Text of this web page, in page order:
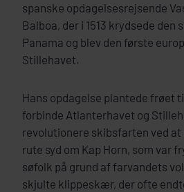
spanske opdagelsesrejsende
Balboa, der i 1513 krydsede den
Panama og blev den første
Stillehavet.
Hans opdagelse plantede frøet
forbinde Atlanterhavet og
revolutionere skibsfarten ved at
rute syd om Kap Horn, som var
søfolk på grund af farvandets
skjulte klippeskær, der ofte